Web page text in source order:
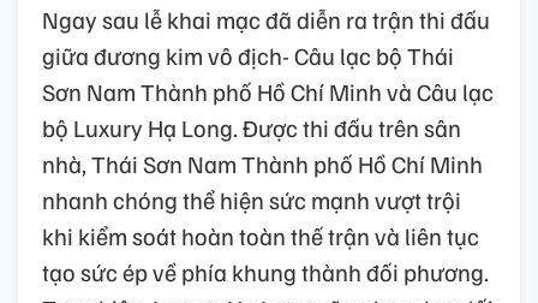
Ngay sau lễ khai mạc đã diễn ra trận thi đấu
giữa đương kim vô địch- Câu lạc bộ Thái
Sơn Nam Thành phố Hồ Chí Minh và Câu lạc
bộ Luxury Hạ Long. Được thi đấu trên sân
nhà, Thái Sơn Nam Thành phố Hồ Chí Minh
nhanh chóng thể hiện sức mạnh vượt trội
khi kiểm soát hoàn toàn thế trận và liên tục
tạo sức ép về phía khung thành đối phương.